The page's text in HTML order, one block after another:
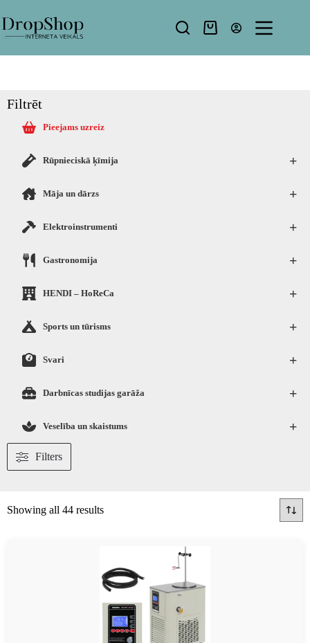
Filtrēt
Pieejams uzreiz
+
Rūpnieciskā ķīmija
+
Māja un dārzs
+
Elektroinstrumenti
+
Gastronomija
+
HENDI – HoReCa
+
Sports un tūrisms
+
Svari
+
Darbnīcas studijas garāža
+
Veselība un skaistums
Filters
Showing all 44 results